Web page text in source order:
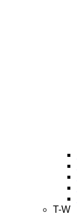
T-W